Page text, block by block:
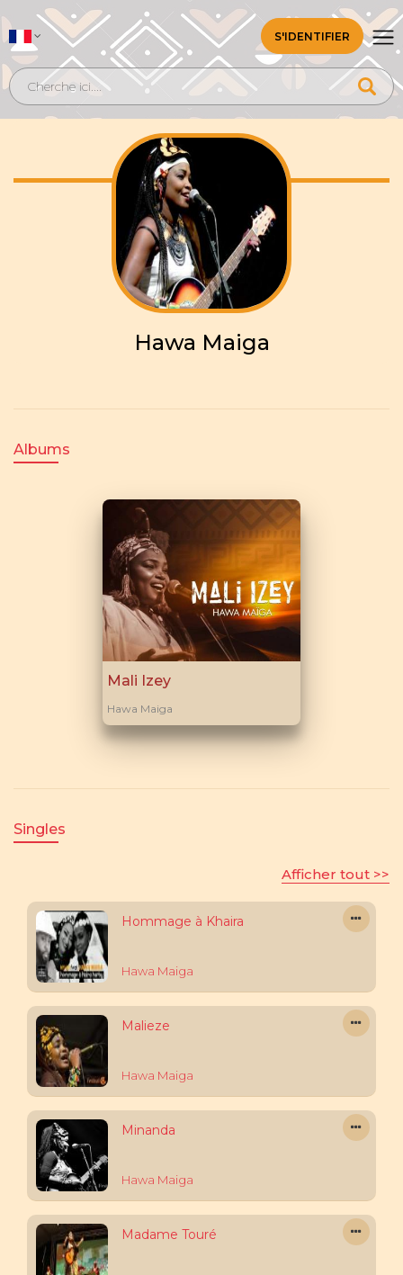
S'IDENTIFIER
Hawa Maiga
Albums
Mali Izey
Hawa Maiga
Singles
Afficher tout >>
Hommage à Khaira
Hawa Maiga
Malieze
Hawa Maiga
Minanda
Hawa Maiga
Madame Touré